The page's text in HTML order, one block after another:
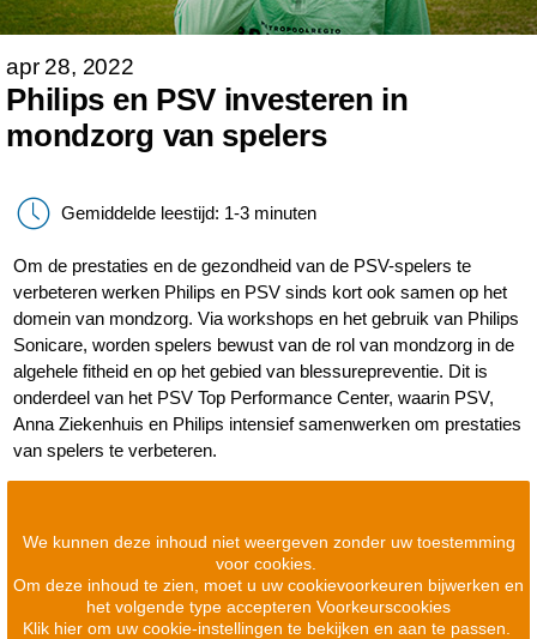
apr 28, 2022
Philips en PSV investeren in
mondzorg van spelers
Gemiddelde leestijd: 1-3 minuten
Om de prestaties en de gezondheid van de PSV-spelers te
verbeteren werken Philips en PSV sinds kort ook samen op het
domein van mondzorg. Via workshops en het gebruik van Philips
Sonicare, worden spelers bewust van de rol van mondzorg in de
algehele fitheid en op het gebied van blessurepreventie. Dit is
onderdeel van het PSV Top Performance Center, waarin PSV,
Anna Ziekenhuis en Philips intensief samenwerken om prestaties
van spelers te verbeteren.
We kunnen deze inhoud niet weergeven zonder uw toestemming
voor cookies.
Om deze inhoud te zien, moet u uw cookievoorkeuren bijwerken en
het volgende type accepteren Voorkeurscookies
Klik hier om uw cookie-instellingen te bekijken en aan te passen.